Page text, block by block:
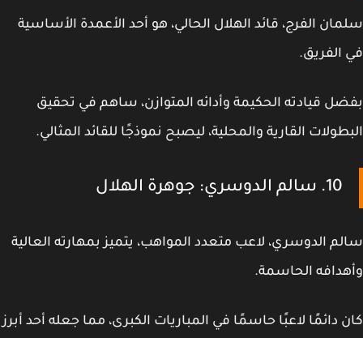
الفرج، قائد الهلال الحالي، هو أحد الأعمدة الأساسية
الفريق.
قيادته الحكيمة وأدائه المتوازن، ساهم في تحقيق
القارية والمحلية، ليصبح نموذجًا للقائد المثالي.
10. سالم الدوسري: جوهرة الهلال
الدوسري، لاعب متعدد المواهب، يتميز بمهارته العالية
الحاسمة.
دائمًا لاعبًا حاسمًا في المباريات الكبرى، مما جعله أحد أبرز